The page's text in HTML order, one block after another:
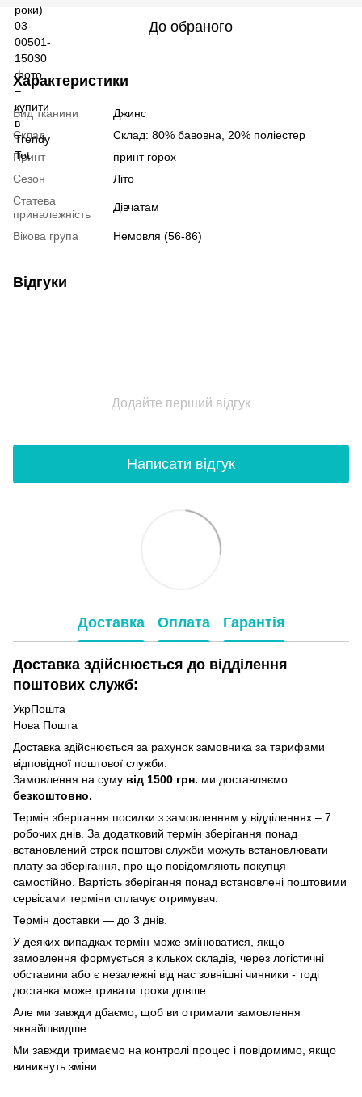
До обраного
Характеристики
Вид тканини
Джинс
Склад
Склад: 80% бавовна, 20% поліестер
Принт
принт горох
Сезон
Літо
Статева
приналежність
Дівчатам
Вікова група Немовля (56-86)
Відгуки
Додайте перший відгук
Написати відгук
Доставка Оплата Гарантія
Доставка здійснюється до відділення
поштових служб:
УкрПошта
Нова Пошта
Доставка здійснюється за рахунок замовника за тарифами
відповідної поштової служби.
Замовлення на суму від 1500 грн. ми доставляємо
безкоштовно.
Термін зберігання посилки з замовленням у відділеннях – 7
робочих днів. За додатковий термін зберігання понад
встановлений строк поштові служби можуть встановлювати
плату за зберігання, про що повідомляють покупця
самостійно. Вартість зберігання понад вcтановлені поштовими
сервісами терміни сплачує отримувач.
Термін доставки — до 3 днів.
У деяких випадках термін може змінюватися, якщо
замовлення формується з кількох складів, через логістичні
обставини або є незалежні від нас зовнішні чинники - тоді
доставка може тривати трохи довше.
Але ми завжди дбаємо, щоб ви отримали замовлення
якнайшвидше.
Ми завжди тримаємо на контролі процес і повідомимо, якщо
виникнуть зміни.